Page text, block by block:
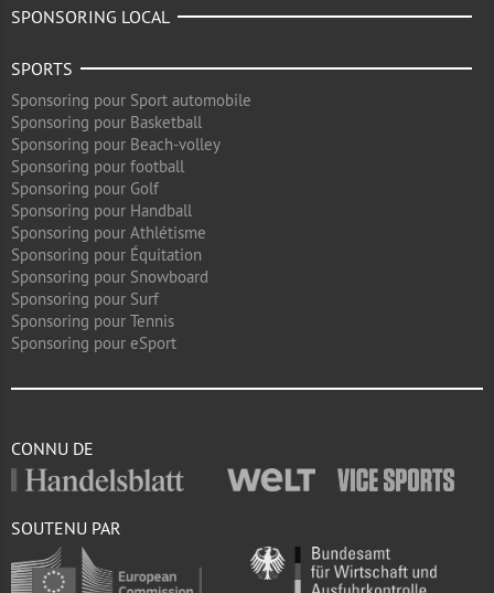
SPONSORING LOCAL
SPORTS
Sponsoring pour Sport automobile
Sponsoring pour Basketball
Sponsoring pour Beach-volley
Sponsoring pour football
Sponsoring pour Golf
Sponsoring pour Handball
Sponsoring pour Athlétisme
Sponsoring pour Équitation
Sponsoring pour Snowboard
Sponsoring pour Surf
Sponsoring pour Tennis
Sponsoring pour eSport
CONNU DE
SOUTENU PAR